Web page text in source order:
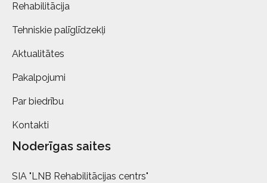
Rehabilitācija
Tehniskie palīglīdzekļi
Aktualitātes
Pakalpojumi
Par biedrību
Kontakti
Noderīgas saites
SIA "LNB Rehabilitācijas centrs"